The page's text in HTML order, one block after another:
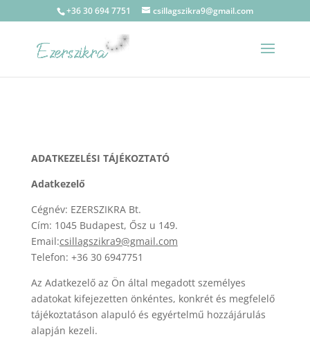
+36 30 694 7751 csillagszikra9@gmail.com
ADATKEZELÉSI TÁJÉKOZTATÓ
Adatkezelő
Cégnév: EZERSZIKRA Bt.
Cím: 1045 Budapest, Ősz u 149.
Email:csillagszikra9@gmail.com
Telefon: +36 30 6947751
Az Adatkezelő az Ön által megadott személyes
adatokat kifejezetten önkéntes, konkrét és megfelelő
tájékoztatáson alapuló és egyértelmű hozzájárulás
alapján kezeli.